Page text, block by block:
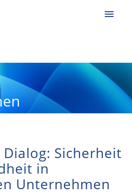
Sicherheit
in
Unternehmen